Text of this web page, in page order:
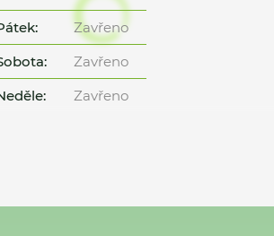
Zavřeno
Zavřeno
Zavřeno